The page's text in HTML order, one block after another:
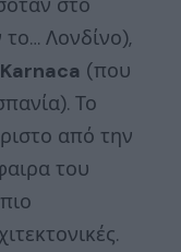
στο
Λονδίνο),
Karnaca (που
Το
από την
του